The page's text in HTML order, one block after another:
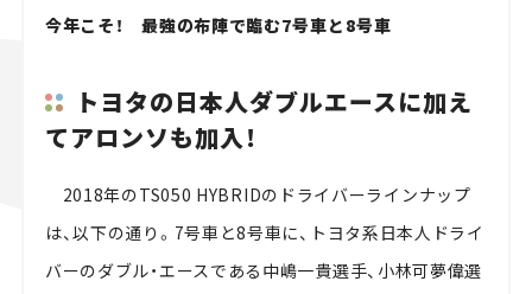
今年こそ！ 最強の布陣で臨む7号車と8号車
トヨタの日本人ダブルエースに加え
てアロンソも加入！
2018年のTS050 HYBRIDのドライバーラインナップ
は、以下の通り。7号車と8号車に、トヨタ系日本人ドライ
バーのダブル・エースである中嶋一貴選手、小林可夢偉選